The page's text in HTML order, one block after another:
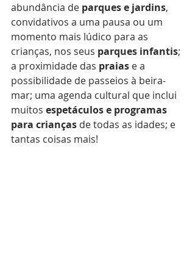
abundância de parques e jardins,
convidativos a uma pausa ou um
momento mais lúdico para as
crianças, nos seus parques infantis;
a proximidade das praias e a
possibilidade de passeios à beira-
mar; uma agenda cultural que inclui
muitos espetáculos e programas
para crianças de todas as idades; e
tantas coisas mais!